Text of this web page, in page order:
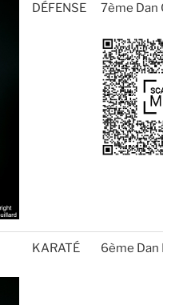
DÉFENSE
7ème Dan
KARATÉ 6ème Dan FFK